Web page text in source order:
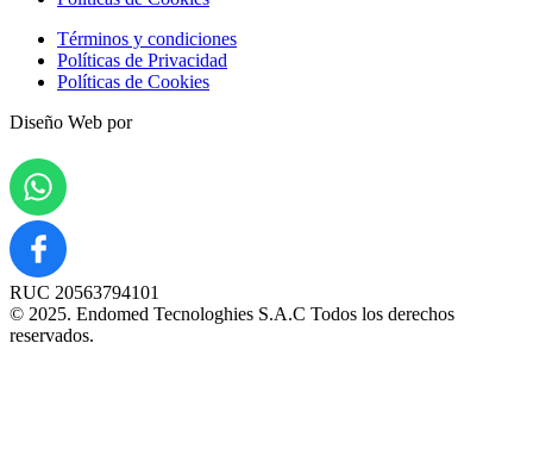
Términos y condiciones
Políticas de Privacidad
Políticas de Cookies
Diseño Web por
RUC 20563794101
© 2025. Endomed Tecnologhies S.A.C Todos los derechos
reservados.